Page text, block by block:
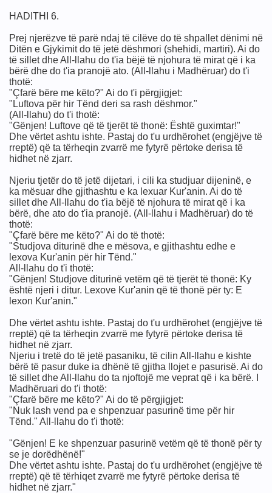
HADITHI 6.
Prej njerëzve të parë ndaj të cilëve do të shpallet dënimi në
Ditën e Gjykimit do të jetë dëshmori (shehidi, martiri). Ai do
të sillet dhe All-llahu do t'ia bëjë të njohura të mirat që i ka
bërë dhe do t'ia pranojë ato. (All-llahu i Madhëruar) do t'i
thotë:
"Çfarë bëre me këto?" Ai do t'i përgjigjet:
"Luftova për hir Tënd deri sa rash dëshmor."
(All-llahu) do t'i thotë:
"Gënjen! Luftove që të tjerët të thonë: Është guximtar!"
Dhe vërtet ashtu ishte. Pastaj do t'u urdhërohet (engjëjve të
rreptë) që ta tërheqin zvarrë me fytyrë përtoke derisa të
hidhet në zjarr.
Njeriu tjetër do të jetë dijetari, i cili ka studjuar dijeninë, e
ka mësuar dhe gjithashtu e ka lexuar Kur'anin. Ai do të
sillet dhe All-llahu do t'ia bëjë të njohura të mirat që i ka
bërë, dhe ato do t'ia pranojë. (All-llahu i Madhëruar) do të
thotë:
"Çfarë bëre me këto?" Ai do të thotë:
"Studjova diturinë dhe e mësova, e gjithashtu edhe e
lexova Kur'anin për hir Tënd."
All-llahu do t'i thotë:
"Gënjen! Studjove diturinë vetëm që të tjerët të thonë: Ky
është njeri i ditur. Lexove Kur'anin që të thonë për ty: E
lexon Kur'anin."
Dhe vërtet ashtu ishte. Pastaj do t'u urdhërohet (engjëjve të
rreptë) që ta tërheqin zvarrë me fytyrë përtoke derisa të
hidhet në zjarr.
Njeriu i tretë do të jetë pasaniku, të cilin All-llahu e kishte
bërë të pasur duke ia dhënë të gjitha llojet e pasurisë. Ai do
të sillet dhe All-llahu do ta njoftojë me veprat që i ka bërë. I
Madhëruari do t'i thotë:
"Çfarë bëre me këto?" Ai do të përgjigjet:
"Nuk lash vend pa e shpenzuar pasurinë time për hir
Tënd." All-llahu do t'i thotë:
"Gënjen! E ke shpenzuar pasurinë vetëm që të thonë për ty
se je dorëdhënë!"
Dhe vërtet ashtu ishte. Pastaj do t'u urdhërohet (engjëjve të
rreptë) që të tërhiqet zvarrë me fytyrë përtoke derisa të
hidhet në zjarr."